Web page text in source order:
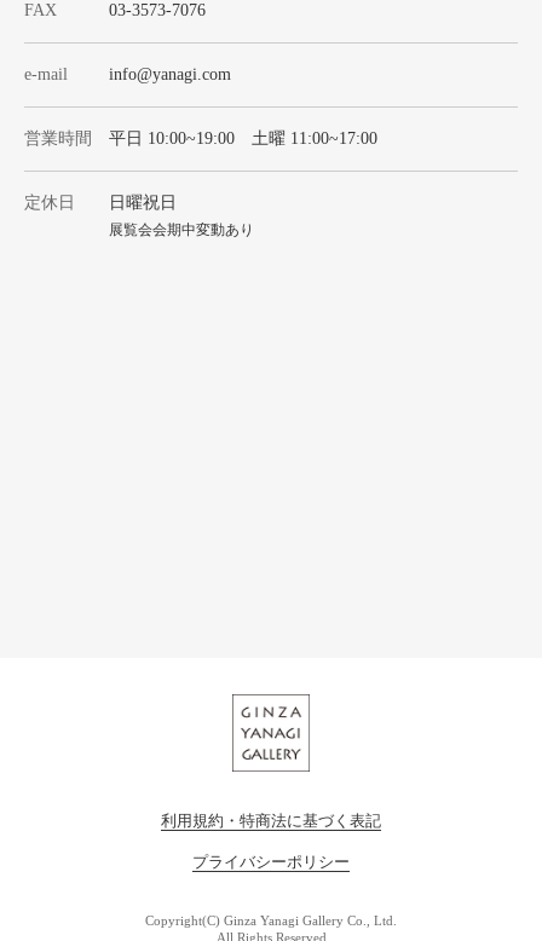
FAX 03-3573-7076
e-mail info@yanagi.com
営業時間 平日 10:00~19:00 土曜 11:00~17:00
定休日 日曜祝日
展覧会会期中変動あり
利用規約・特商法に基づく表記
プライバシーポリシー
Copyright(C) Ginza Yanagi Gallery Co., Ltd.
All Rights Reserved